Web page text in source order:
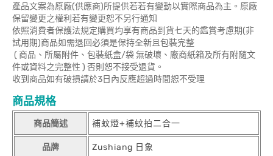
產品文案為原廠(供應商)所提供若若有變動以實際商品為主。原廠
保留變更之權利若有變更恕不另行通知
依照消費者保護法規定購買均享有商品到貨七天的鑑賞考慮期(非
試用期)商品如需退回必須是保持全新且包裝完整
( 商品、所屬附件、包裝紙盒/袋 無破壞、廠商紙箱及所有附隨文
件或資料之完整性 ) 否則恕不接受退貨。
收到商品如有破損請於3日內反應超過時間恕不受理
商品規格
商品簡述 補蚊燈+補蚊拍二合一
品牌 Zushiang 日象